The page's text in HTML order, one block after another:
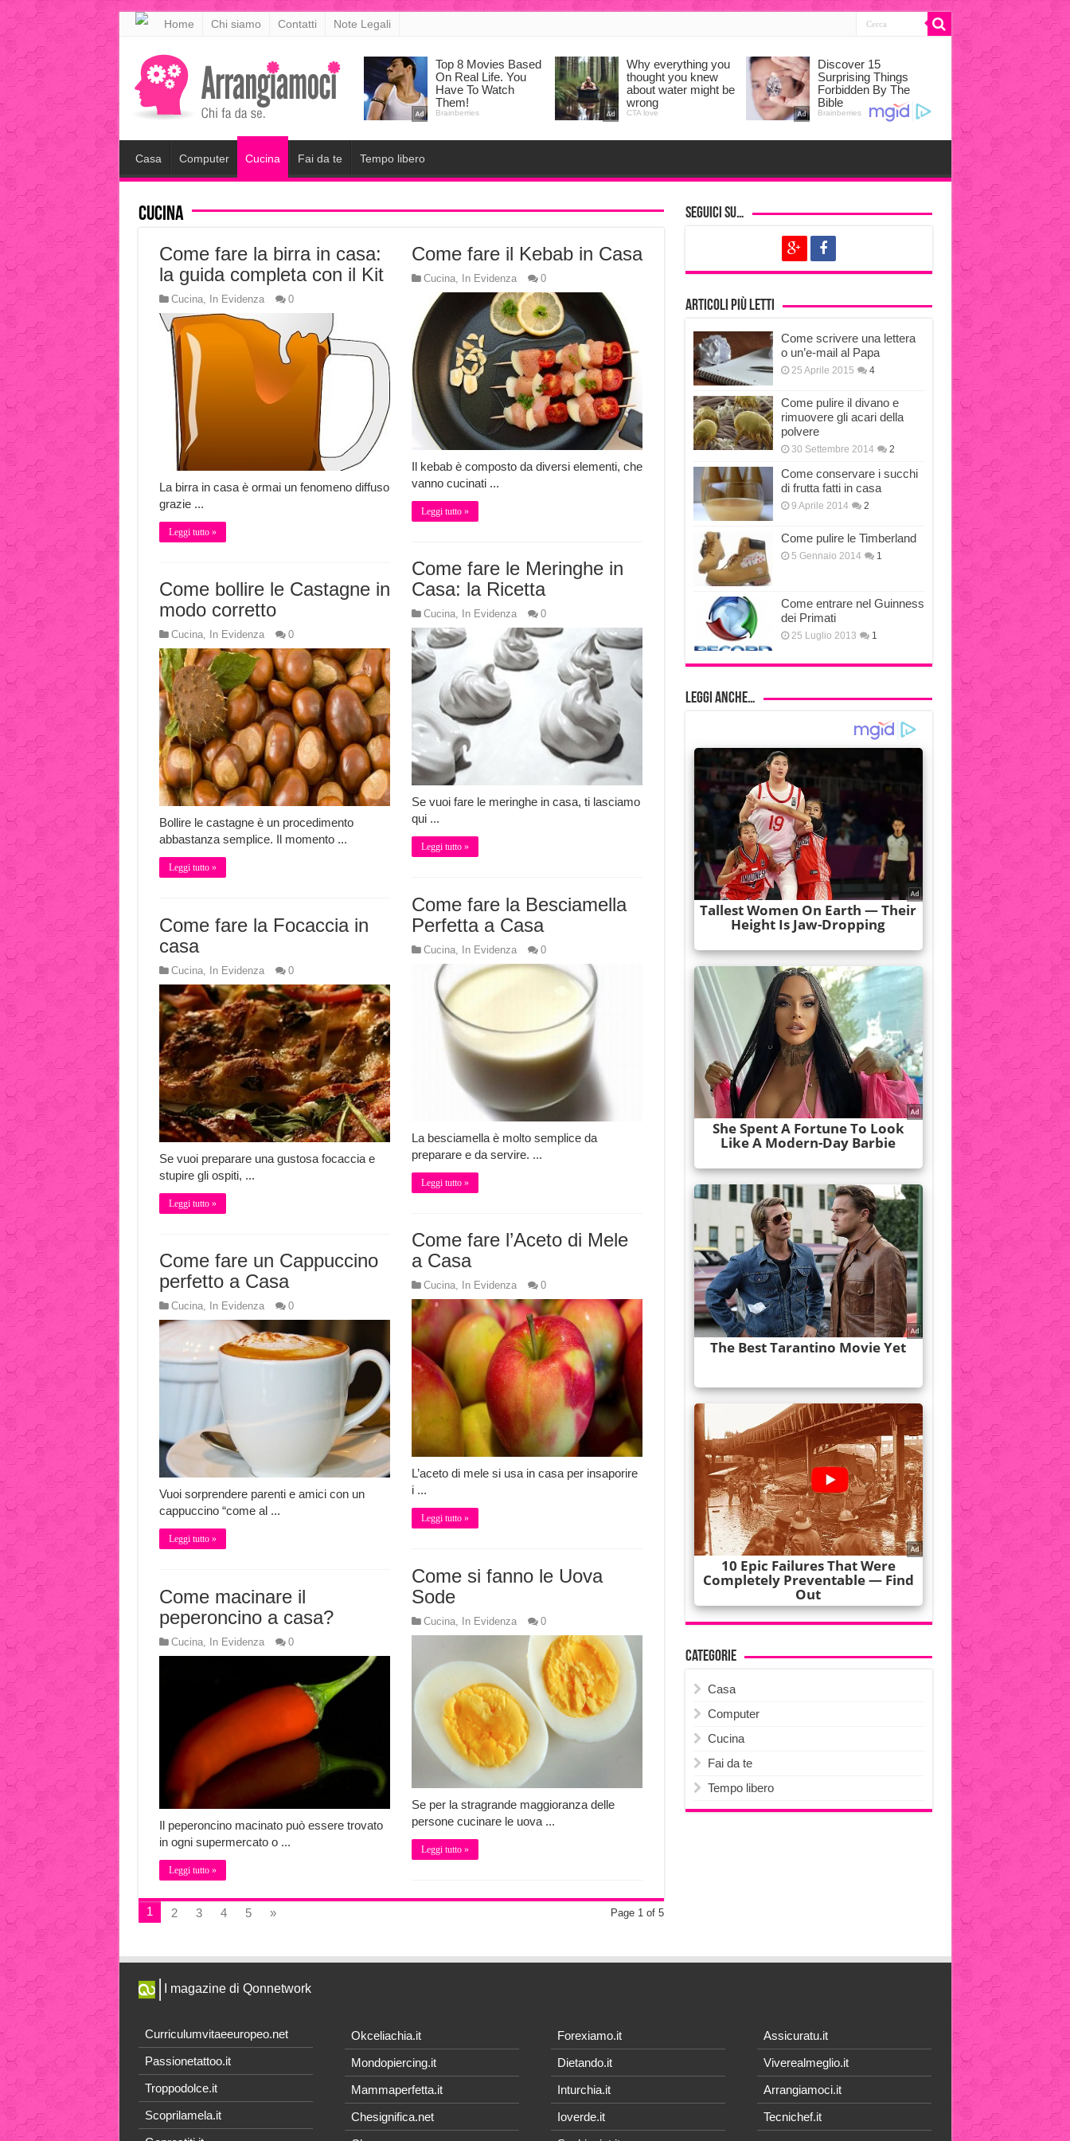
meritking
giriş
kingroyal
giriş
Home Chi siamo Contatti Note Legali
Casa Computer Cucina Fai da te Tempo libero
Cucina
Come fare la birra in casa:
la guida completa con il Kit
Cucina, In Evidenza 0
La birra in casa è ormai un fenomeno diffuso
grazie ...
Leggi tutto »
Come fare il Kebab in Casa
Cucina, In Evidenza 0
Il kebab è composto da diversi elementi, che
vanno cucinati ...
Leggi tutto »
Come fare le Meringhe in
Casa: la Ricetta
Cucina, In Evidenza 0
Se vuoi fare le meringhe in casa, ti lasciamo
qui ...
Leggi tutto »
Come bollire le Castagne in
modo corretto
Cucina, In Evidenza 0
Bollire le castagne è un procedimento
abbastanza semplice. Il momento ...
Leggi tutto »
Come fare la Besciamella
Perfetta a Casa
Cucina, In Evidenza 0
La besciamella è molto semplice da
preparare e da servire. ...
Leggi tutto »
Come fare la Focaccia in
casa
Cucina, In Evidenza 0
Se vuoi preparare una gustosa focaccia e
stupire gli ospiti, ...
Leggi tutto »
Come fare l’Aceto di Mele
a Casa
Cucina, In Evidenza 0
L’aceto di mele si usa in casa per insaporire
i ...
Leggi tutto »
Come fare un Cappuccino
perfetto a Casa
Cucina, In Evidenza 0
Vuoi sorprendere parenti e amici con un
cappuccino “come al ...
Leggi tutto »
Come si fanno le Uova
Sode
Cucina, In Evidenza 0
Se per la stragrande maggioranza delle
persone cucinare le uova ...
Leggi tutto »
Come macinare il
peperoncino a casa?
Cucina, In Evidenza 0
Il peperoncino macinato può essere trovato
in ogni supermercato o ...
Leggi tutto »
Page 1 of 5
1 2 3 4 5 »
Seguici su…
Articoli più letti
Come scrivere una lettera
o un’e-mail al Papa
25 Aprile 2015 4
Come pulire il divano e
rimuovere gli acari della
polvere
30 Settembre 2014 2
Come conservare i succhi
di frutta fatti in casa
9 Aprile 2014 2
Come pulire le Timberland
5 Gennaio 2014 1
Come entrare nel Guinness
dei Primati
25 Luglio 2013 1
Leggi anche…
Categorie
Casa
Computer
Cucina
Fai da te
Tempo libero
I magazine di Qonnetwork
Curriculumvitaeeuropeo.net
Passionetattoo.it
Troppodolce.it
Scoprilamela.it
Okceliachia.it
Mondopiercing.it
Mammaperfetta.it
Chesignifica.net
Forexiamo.it
Dietando.it
Inturchia.it
Ioverde.it
Assicuratu.it
Viverealmeglio.it
Arrangiamoci.it
Tecnichef.it